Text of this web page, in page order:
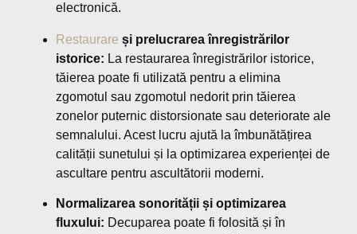
electronică.
Restaurare și prelucrarea înregistrărilor
istorice: La restaurarea înregistrărilor istorice,
tăierea poate fi utilizată pentru a elimina
zgomotul sau zgomotul nedorit prin tăierea
zonelor puternic distorsionate sau deteriorate ale
semnalului. Acest lucru ajută la îmbunătățirea
calității sunetului și la optimizarea experienței de
ascultare pentru ascultătorii moderni.
Normalizarea sonorității și optimizarea
fluxului: Decuparea poate fi folosită și în